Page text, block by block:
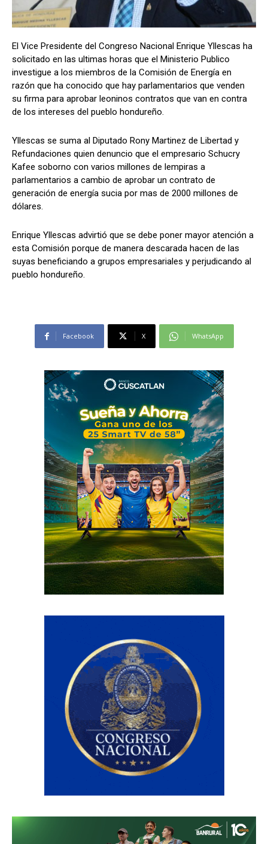
Comparta
X
Síganos
Comparta
X
Síganos
El Vice Presidente del Congreso Nacional Enrique Yllescas ha
solicitado en las ultimas horas que el Ministerio Publico
investigue a los miembros de la Comisión de Energía en
razón que ha conocido que hay parlamentarios que venden
su firma para aprobar leoninos contratos que van en contra
de los intereses del pueblo hondureño.
Yllescas se suma al Diputado Rony Martinez de Libertad y
Refundaciones quien denuncio que el empresario Schucry
Kafee soborno con varios millones de lempiras a
parlamentarios a cambio de aprobar un contrato de
generación de energía sucia por mas de 2000 millones de
dólares.
Enrique Yllescas advirtió que se debe poner mayor atención a
esta Comisión porque de manera descarada hacen de las
suyas beneficiando a grupos empresariales y perjudicando al
pueblo hondureño.
Facebook X WhatsApp